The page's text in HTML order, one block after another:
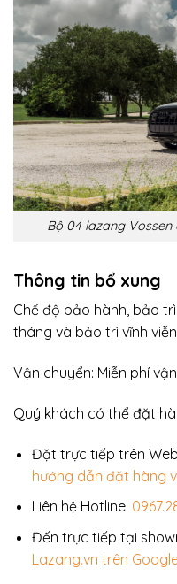
Bộ 04 lazang Vossen
Thông tin bổ xung
Chế độ bảo hành, bảo
tháng và bảo trì vĩnh viễn
Vận chuyển: Miễn phí
Quý khách có thể đặt
Đặt trực tiếp trên
hướng dẫn đặt hàng
Liên hệ Hotline:
Đến trực tiếp tại
Lazang.vn trên